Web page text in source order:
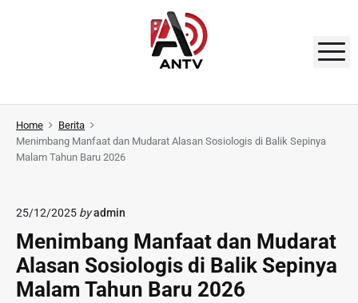
o
A
N
Home
Berita
Menimbang Manfaat dan Mudarat Alasan Sosiologis di Balik Sepinya
Malam Tahun Baru 2026
25/12/2025 byadmin
Menimbang Manfaat dan Mudarat
Alasan Sosiologis di Balik Sepinya
Malam Tahun Baru 2026